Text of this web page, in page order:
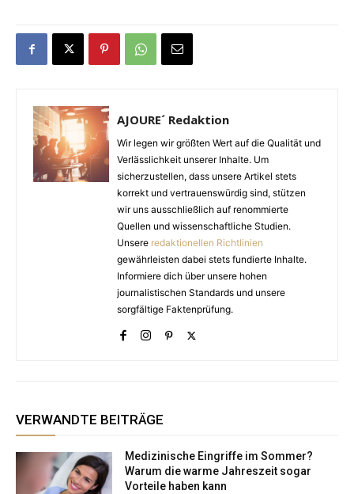
AJOURE´ Redaktion
Wir legen wir größten Wert auf die Qualität und
Verlässlichkeit unserer Inhalte. Um
sicherzustellen, dass unsere Artikel stets
korrekt und vertrauenswürdig sind, stützen
wir uns ausschließlich auf renommierte
Quellen und wissenschaftliche Studien.
Unsere redaktionellen Richtlinien
gewährleisten dabei stets fundierte Inhalte.
Informiere dich über unsere hohen
journalistischen Standards und unsere
sorgfältige Faktenprüfung.
VERWANDTE BEITRÄGE
Medizinische Eingriffe im Sommer?
Warum die warme Jahreszeit sogar
Vorteile haben kann